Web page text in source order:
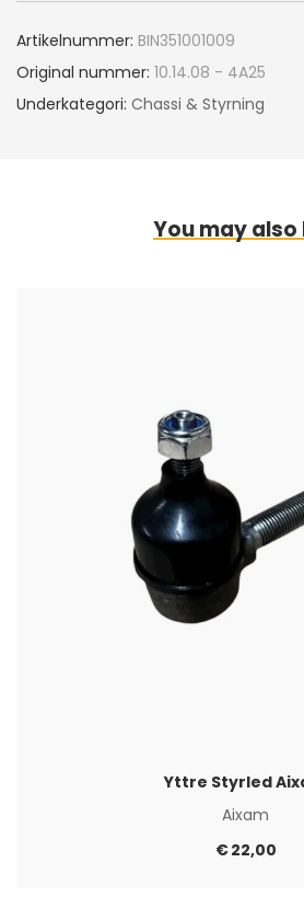
Artikelnummer: BIN351001009
Original nummer: 10.14.08 - 4A25
Underkategori: Chassi & Styrning
You may also
Yttre Styrled
Aixam
€22,00